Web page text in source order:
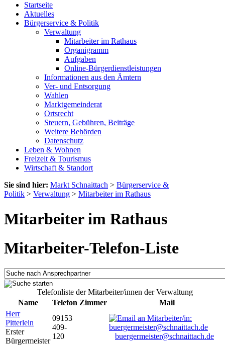
Startseite
Aktuelles
Bürgerservice & Politik
Verwaltung
Mitarbeiter im Rathaus
Organigramm
Aufgaben
Online-Bürgerdienstleistungen
Informationen aus den Ämtern
Ver- und Entsorgung
Wahlen
Marktgemeinderat
Ortsrecht
Steuern, Gebühren, Beiträge
Weitere Behörden
Datenschutz
Leben & Wohnen
Freizeit & Tourismus
Wirtschaft & Standort
Sie sind hier: Markt Schnaittach > Bürgerservice &
Politik > Verwaltung > Mitarbeiter im Rathaus
Mitarbeiter im Rathaus
Mitarbeiter-Telefon-Liste
Telefonliste der Mitarbeiter/innen der Verwaltung
Name
Telefon Zimmer
Mail
Herr
Pitterlein
Erster
Bürgermeister
09153
409-
120
buergermeister@schnaittach.de